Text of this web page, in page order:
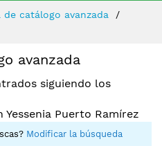
de catálogo avanzada
avanzada
siguiendo los
Yessenia Puerto Ramírez
Modificar la búsqueda